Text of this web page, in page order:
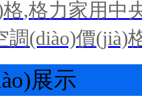
,格力家用中
調(diào)價(jià)
展示